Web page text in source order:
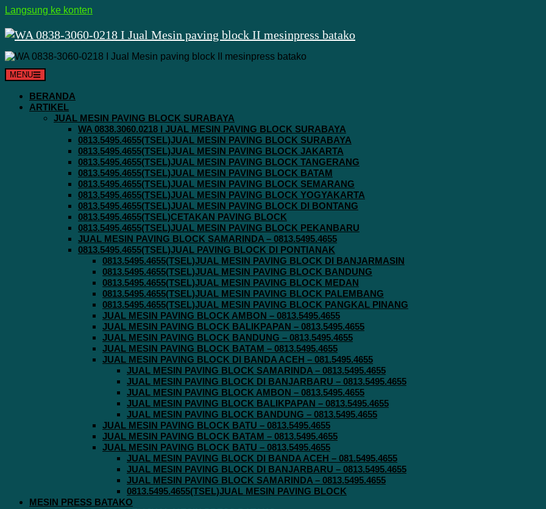
Langsung ke konten
MENU
BERANDA
ARTIKEL
JUAL MESIN PAVING BLOCK SURABAYA
WA 0838.3060.0218 I JUAL MESIN PAVING BLOCK SURABAYA
0813.5495.4655(TSEL)JUAL MESIN PAVING BLOCK SURABAYA
0813.5495.4655(TSEL)JUAL MESIN PAVING BLOCK JAKARTA
0813.5495.4655(TSEL)JUAL MESIN PAVING BLOCK TANGERANG
0813.5495.4655(TSEL)JUAL MESIN PAVING BLOCK BATAM
0813.5495.4655(TSEL)JUAL MESIN PAVING BLOCK SEMARANG
0813.5495.4655(TSEL)JUAL MESIN PAVING BLOCK YOGYAKARTA
0813.5495.4655(TSEL)JUAL MESIN PAVING BLOCK DI BONTANG
0813.5495.4655(TSEL)CETAKAN PAVING BLOCK
0813.5495.4655(TSEL)JUAL MESIN PAVING BLOCK PEKANBARU
JUAL MESIN PAVING BLOCK SAMARINDA – 0813.5495.4655
0813.5495.4655(TSEL)JUAL PAVING BLOCK DI PONTIANAK
0813.5495.4655(TSEL)JUAL MESIN PAVING BLOCK DI BANJARMASIN
0813.5495.4655(TSEL)JUAL MESIN PAVING BLOCK BANDUNG
0813.5495.4655(TSEL)JUAL MESIN PAVING BLOCK MEDAN
0813.5495.4655(TSEL)JUAL MESIN PAVING BLOCK PALEMBANG
0813.5495.4655(TSEL)JUAL MESIN PAVING BLOCK PANGKAL PINANG
JUAL MESIN PAVING BLOCK AMBON – 0813.5495.4655
JUAL MESIN PAVING BLOCK BALIKPAPAN – 0813.5495.4655
JUAL MESIN PAVING BLOCK BANDUNG – 0813.5495.4655
JUAL MESIN PAVING BLOCK BATAM – 0813.5495.4655
JUAL MESIN PAVING BLOCK DI BANDA ACEH – 081.5495.4655
JUAL MESIN PAVING BLOCK SAMARINDA – 0813.5495.4655
JUAL MESIN PAVING BLOCK DI BANJARBARU – 0813.5495.4655
JUAL MESIN PAVING BLOCK AMBON – 0813.5495.4655
JUAL MESIN PAVING BLOCK BALIKPAPAN – 0813.5495.4655
JUAL MESIN PAVING BLOCK BANDUNG – 0813.5495.4655
JUAL MESIN PAVING BLOCK BATU – 0813.5495.4655
JUAL MESIN PAVING BLOCK BATAM – 0813.5495.4655
JUAL MESIN PAVING BLOCK BATU – 0813.5495.4655
JUAL MESIN PAVING BLOCK DI BANDA ACEH – 081.5495.4655
JUAL MESIN PAVING BLOCK DI BANJARBARU – 0813.5495.4655
JUAL MESIN PAVING BLOCK SAMARINDA – 0813.5495.4655
0813.5495.4655(TSEL)JUAL MESIN PAVING BLOCK
MESIN PRESS BATAKO